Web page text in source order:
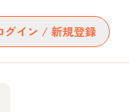
グイン / 新規登録